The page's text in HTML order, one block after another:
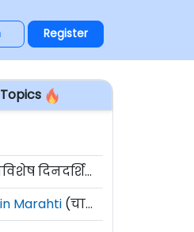
Register
दिनदर्शिका)
Marahti (चालू घडामोडी)